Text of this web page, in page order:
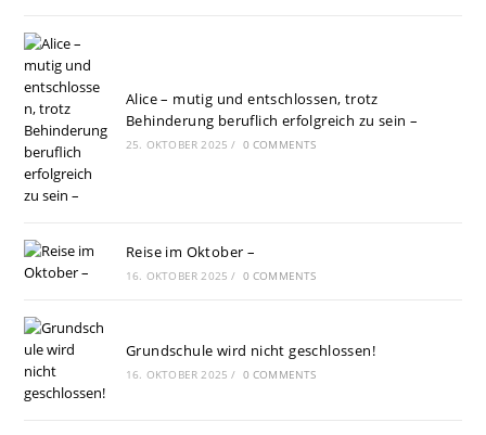
Alice – mutig und entschlossen, trotz
Behinderung beruflich erfolgreich zu sein –
25. OKTOBER 2025 / 0 COMMENTS
Reise im Oktober –
16. OKTOBER 2025 / 0 COMMENTS
Grundschule wird nicht geschlossen!
16. OKTOBER 2025 / 0 COMMENTS